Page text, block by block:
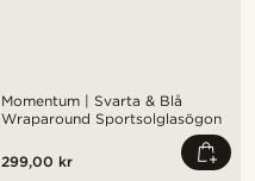
Momentum | Svarta & Blå
Wraparound Sportsolglasögon
299,00 kr